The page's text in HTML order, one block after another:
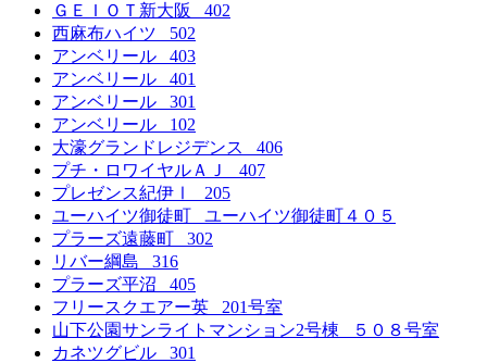
ＧＥＩＯＴ新大阪 402
西麻布ハイツ 502
アンベリール 403
アンベリール 401
アンベリール 301
アンベリール 102
大濠グランドレジデンス 406
プチ・ロワイヤルＡＪ 407
プレゼンス紀伊Ⅰ 205
ユーハイツ御徒町 ユーハイツ御徒町４０５
プラーズ遠藤町 302
リバー綱島 316
プラーズ平沼 405
フリースクエアー英 201号室
山下公園サンライトマンション2号棟 ５０８号室
カネツグビル 301